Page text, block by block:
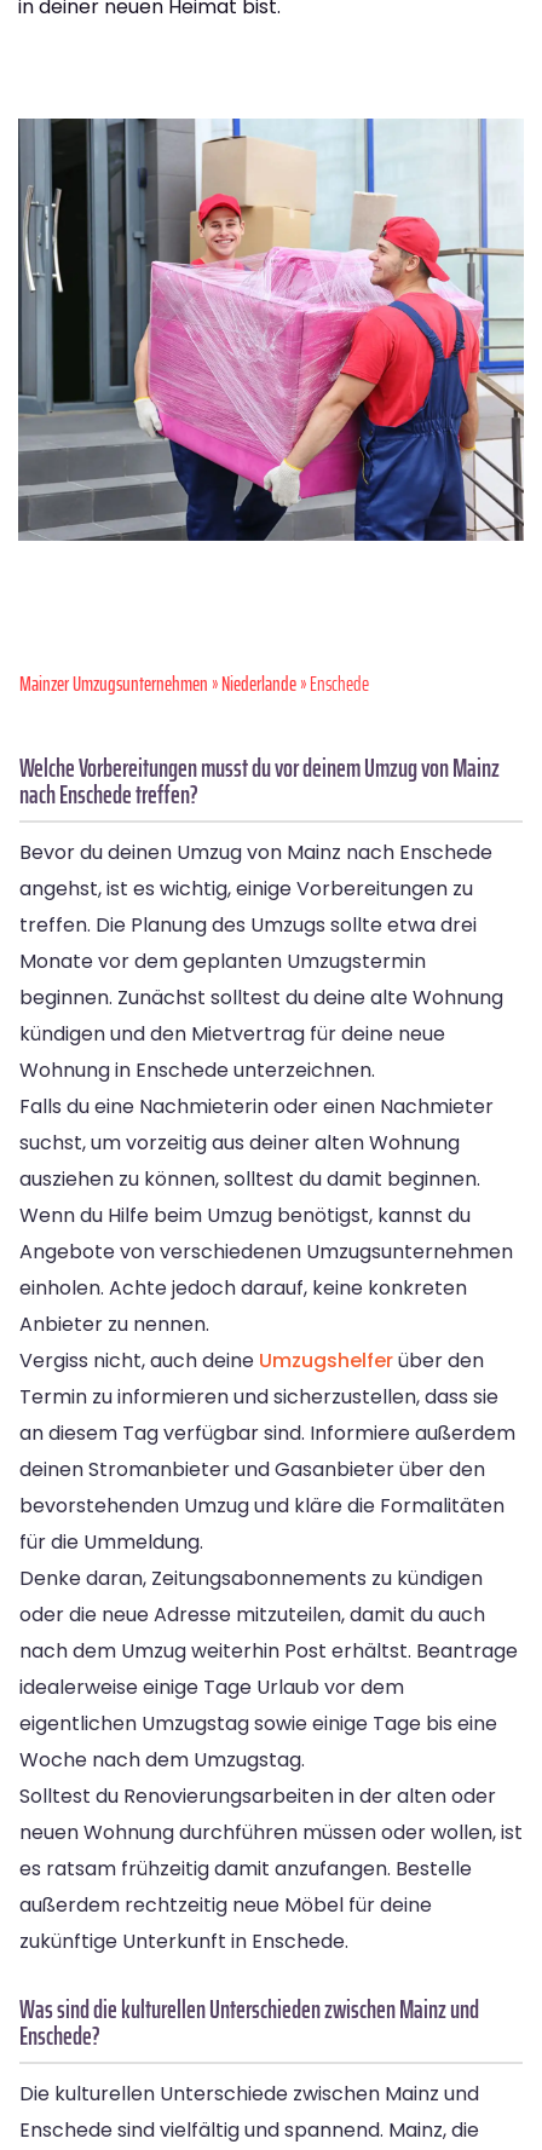
in deiner neuen Heimat bist.
Mainzer Umzugsunternehmen»Niederlande» Enschede
Welche Vorbereitungen musst du vor deinem Umzug von Mainz
nach Enschede treffen?
Bevor du deinen Umzug von Mainz nach Enschede
angehst, ist es wichtig, einige Vorbereitungen zu
treffen. Die Planung des Umzugs sollte etwa drei
Monate vor dem geplanten Umzugstermin
beginnen. Zunächst solltest du deine alte Wohnung
kündigen und den Mietvertrag für deine neue
Wohnung in Enschede unterzeichnen.
Falls du eine Nachmieterin oder einen Nachmieter
suchst, um vorzeitig aus deiner alten Wohnung
ausziehen zu können, solltest du damit beginnen.
Wenn du Hilfe beim Umzug benötigst, kannst du
Angebote von verschiedenen Umzugsunternehmen
einholen. Achte jedoch darauf, keine konkreten
Anbieter zu nennen.
Vergiss nicht, auch deine Umzugshelferüber den
Termin zu informieren und sicherzustellen, dass sie
an diesem Tag verfügbar sind. Informiere außerdem
deinen Stromanbieter und Gasanbieter über den
bevorstehenden Umzug und kläre die Formalitäten
für die Ummeldung.
Denke daran, Zeitungsabonnements zu kündigen
oder die neue Adresse mitzuteilen, damit du auch
nach dem Umzug weiterhin Post erhältst. Beantrage
idealerweise einige Tage Urlaub vor dem
eigentlichen Umzugstag sowie einige Tage bis eine
Woche nach dem Umzugstag.
Solltest du Renovierungsarbeiten in der alten oder
neuen Wohnung durchführen müssen oder wollen, ist
es ratsam frühzeitig damit anzufangen. Bestelle
außerdem rechtzeitig neue Möbel für deine
zukünftige Unterkunft in Enschede.
Was sind die kulturellen Unterschieden zwischen Mainz und
Enschede?
Die kulturellen Unterschiede zwischen Mainz und
Enschede sind vielfältig und spannend. Mainz, die